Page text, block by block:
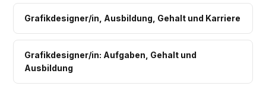
Grafikdesigner/in, Ausbildung, Gehalt und Karriere
Grafikdesigner/in: Aufgaben, Gehalt und
Ausbildung